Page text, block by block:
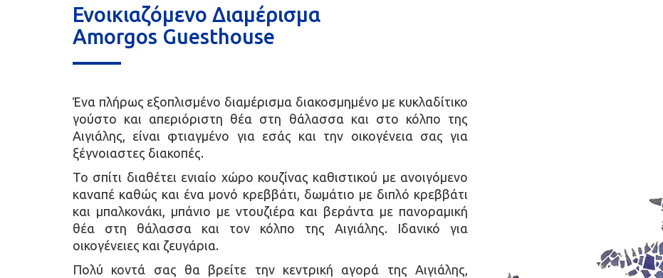
Ενοικιαζόμενο Διαμέρισμα
Amorgos Guesthouse
Ένα πλήρως εξοπλισμένο διαμέρισμα διακοσμημένο με κυκλαδίτικο
γούστο και απεριόριστη θέα στη θάλασσα και στο κόλπο της
Αιγιάλης, είναι φτιαγμένο για εσάς και την οικογένεια σας για
ξέγνοιαστες διακοπές.
To σπίτι διαθέτει ενιαίο χώρο κουζίνας καθιστικού με ανοιγόμενο
καναπέ καθώς και ένα μονό κρεββάτι, δωμάτιο με διπλό κρεββάτι
και μπαλκονάκι, μπάνιο με ντουζιέρα και βεράντα με πανοραμική
θέα στη θάλασσα και τον κόλπο της Αιγιάλης. Ιδανικό για
οικογένειες και ζευγάρια.
Πολύ κοντά σας θα βρείτε την κεντρική αγορά της Αιγιάλης,